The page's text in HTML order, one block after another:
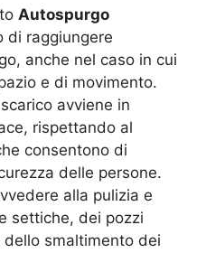
Autospurgo
di raggiungere
anche nel caso in cui
e di movimento.
avviene in
rispettando al
consentono di
delle persone.
alla pulizia e
settiche, dei pozzi
smaltimento dei